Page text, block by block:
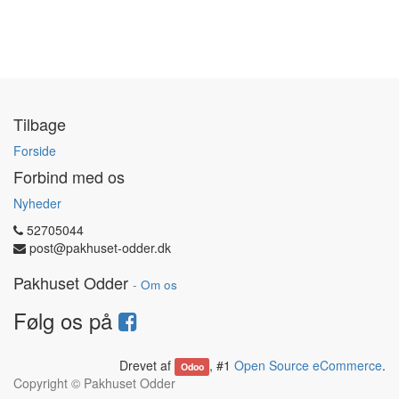
Tilbage
Forside
Forbind med os
Nyheder
52705044
post@pakhuset-odder.dk
Pakhuset Odder - Om os
Følg os på
Drevet af Odoo , #1 Open Source eCommerce.
Copyright © Pakhuset Odder